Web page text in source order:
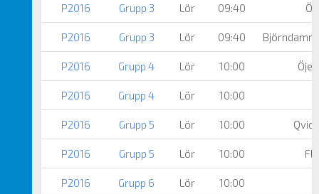
P2016 Grupp 3 Lör 09:40
P2016 Grupp 3 Lör 09:40
P2016 Grupp 4 Lör 10:00
P2016 Grupp 4 Lör 10:00
P2016 Grupp 5 Lör 10:00
P2016 Grupp 5 Lör 10:00
P2016 Grupp 6 Lör 10:00